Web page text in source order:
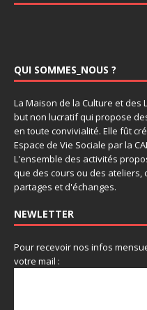
QUI SOMMES_NOUS ?
La Maison de la Culture et des
but non lucratif qui propose
en toute convivialité. Elle fût
Espace de Vie Sociale par la
L'ensemble des activités
que des cours ou des ateliers,
partages et d'échanges.
NEWLETTER
Pour recevoir nos infos
votre mail :